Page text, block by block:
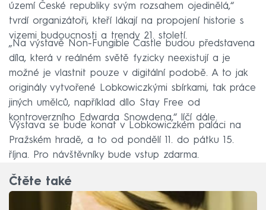
území České republiky svým rozsahem ojedinělá,“
tvrdí organizátoři, kteří lákají na propojení historie s
vizemi budoucnosti a trendy 21. století.
„Na výstavě Non-Fungible Castle budou představena
díla, která v reálném světě fyzicky neexistují a je
možné je vlastnit pouze v digitální podobě. A to jak
originály vytvořené Lobkowiczkými sbírkami, tak práce
jiných umělců, například dílo Stay Free od
kontroverzního Edwarda Snowdena,“ líčí dále.
Výstava se bude konat v Lobkowiczkém paláci na
Pražském hradě, a to od pondělí 11. do pátku 15.
října. Pro návštěvníky bude vstup zdarma.
Čtěte také